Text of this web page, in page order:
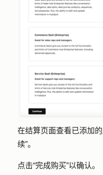
在结算页面查看已添加
续”。
点击“完成购买”以确认。